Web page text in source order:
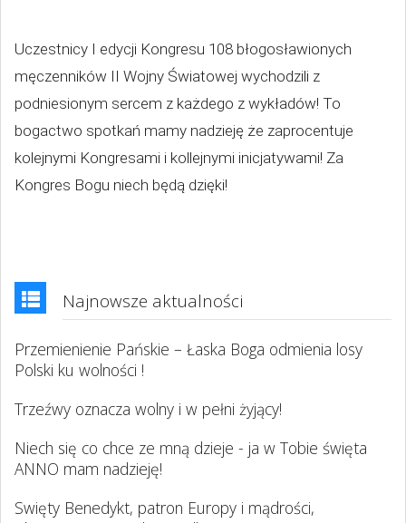
Uczestnicy I edycji Kongresu 108 błogosławionych
męczenników II Wojny Światowej wychodzili z
podniesionym sercem z każdego z wykładów! To
bogactwo spotkań mamy nadzieję że zaprocentuje
kolejnymi Kongresami i kollejnymi inicjatywami! Za
Kongres Bogu niech będą dzięki!
Najnowsze aktualności
Przemienienie Pańskie – Łaska Boga odmienia losy
Polski ku wolności !
Trzeźwy oznacza wolny i w pełni żyjący!
Niech się co chce ze mną dzieje - ja w Tobie święta
ANNO mam nadzieję!
Swięty Benedykt, patron Europy i mądrości,